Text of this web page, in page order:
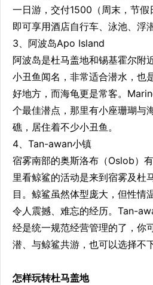
一日游，交付1500（周末，节
即可享用酒店自行车、泳池、浮
3、阿波岛Apo Island
阿波岛是杜马盖地和锡基霍尔附
小丑鱼闻名，非常适合潜水，也
好地方，而海龟更是常客。
个最佳潜点，那里有小座珊瑚与
礁，居住着不少小丑鱼。
4、Tan-awan小镇
宿雾南部的奥斯洛布（Oslob）
里看鲸鲨的活动是来到宿雾及杜
目。鲸鲨虽然体型庞大，但性情
令人震撼、难忘的经历。Tan-
经是统一规范经营管理的了，你
潜、与鲸鲨共游，也可以选择不
怎样玩转杜马盖地